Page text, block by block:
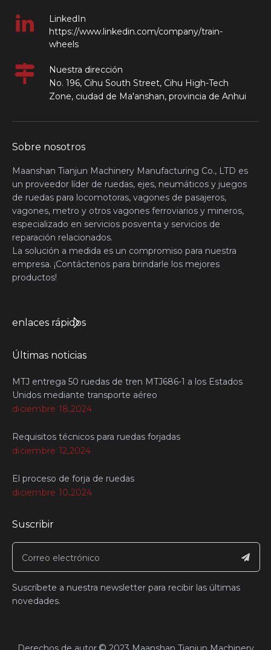
LinkedIn
https://www.linkedin.com/company/train-
wheels
Nuestra dirección
No. 196, Cihu South Street, Cihu High-Tech
Zone, ciudad de Ma'anshan, provincia de Anhui
Sobre nosotros
Maanshan Tianjun Machinery Manufacturing Co., LTD es
un proveedor líder de ruedas, ejes, neumáticos y juegos
de ruedas para locomotoras, vagones de pasajeros,
vagones, metro y otros vagones ferroviarios y mineros,
especializado en servicios posventa y servicios de
reparación relacionados.
La solución a medida es un compromiso para nuestra
empresa. ¡Contáctenos para brindarle los mejores
productos!
enlaces rápidos
Últimas noticias
MTJ entrega 50 ruedas de tren MTJ686-1 a los Estados
Unidos mediante transporte aéreo
diciembre 18,2024
Requisitos técnicos para ruedas forjadas
diciembre 12,2024
El proceso de forja de ruedas
diciembre 10,2024
Suscribir
Suscríbete a nuestra newsletter para recibir las últimas
novedades.